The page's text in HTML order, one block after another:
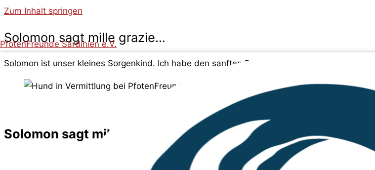
Zum Inhalt springen
PfotenFreunde Sardinien e.V.
Solomon sagt mille grazie…
Solomon ist unser kleines Sorgenkind. Ich habe den sanften Riesen im Januar 2023
Solomon sagt mille grazie…